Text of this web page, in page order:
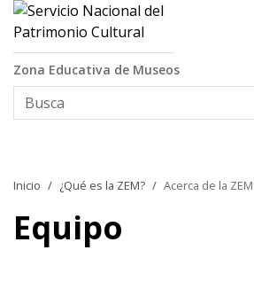
Contenido principal
Zona Educativa de Museos
Inicio ¿Qué es la ZEM? Acerca de la ZEM
Equipo